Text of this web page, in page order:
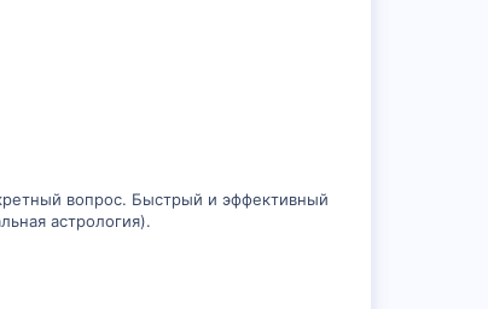
вопрос. Быстрый и эффективный
астрология).